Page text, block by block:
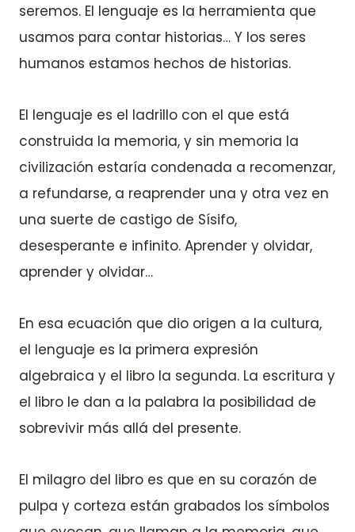
seremos. El lenguaje es la herramienta que
usamos para contar historias… Y los seres
humanos estamos hechos de historias.
El lenguaje es el ladrillo con el que está
construida la memoria, y sin memoria la
civilización estaría condenada a recomenzar,
a refundarse, a reaprender una y otra vez en
una suerte de castigo de Sísifo,
desesperante e infinito. Aprender y olvidar,
aprender y olvidar…
En esa ecuación que dio origen a la cultura,
el lenguaje es la primera expresión
algebraica y el libro la segunda. La escritura y
el libro le dan a la palabra la posibilidad de
sobrevivir más allá del presente.
El milagro del libro es que en su corazón de
pulpa y corteza están grabados los símbolos